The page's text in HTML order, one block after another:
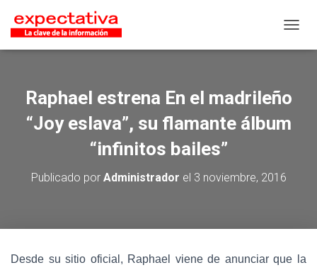
Raphael estrena En el madrileño
“Joy eslava”, su flamante álbum
“infinitos bailes”
Publicado por Administrador el 3 noviembre, 2016
Desde su sitio oficial, Raphael viene de anunciar que la